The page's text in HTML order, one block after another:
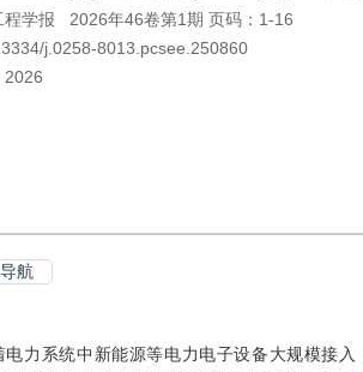
程学报
2026年46卷第1期 页码：1-16
j.0258-8013.pcsee.250860
2026
航
电力系统中新能源等电力电子设备大规模接